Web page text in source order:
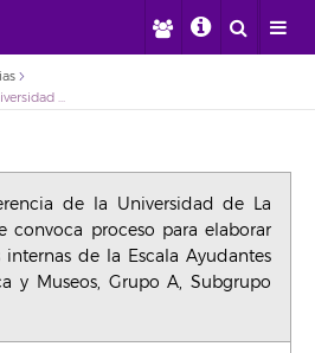
Resolución de la Gerencia de la Universidad de La Laguna por la que se convoca proceso para elaborar lista de sustituciones internas de la Escala Ayudantes de Archivo, Biblioteca y Museos, Grupo A, Subgrupo A2
de la Universidad de La
convoca proceso para elaborar
internas de la Escala Ayudantes
y Museos, Grupo A, Subgrupo